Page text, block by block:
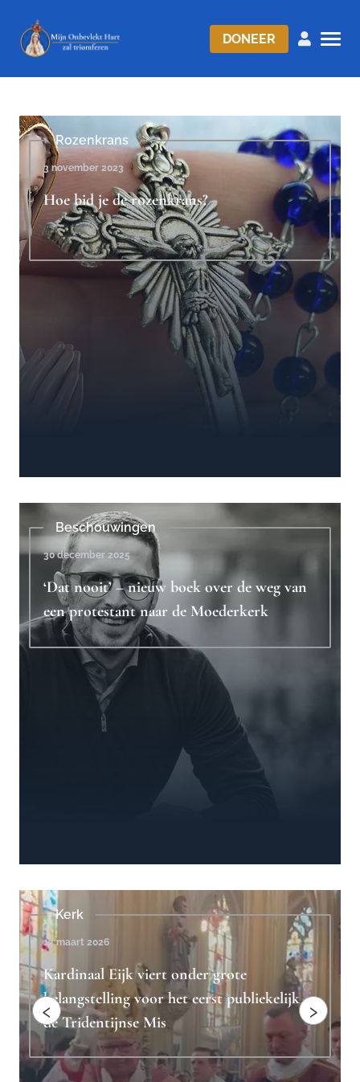
DONEER
Rozenkrans
3 november 2023
Hoe bid je de rozenkrans?
Beschouwingen
30 december 2025
‘Dat nooit’ – nieuw boek over de weg van
een protestant naar de Moederkerk
Beschouwingen
4 februari 2023
Ridderlijkheid is het antwoord op
"toxische mannelijkheid"
‹ ›